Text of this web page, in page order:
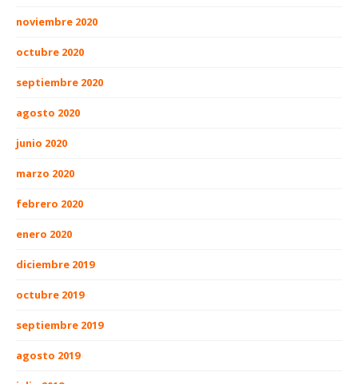
noviembre 2020
octubre 2020
septiembre 2020
agosto 2020
junio 2020
marzo 2020
febrero 2020
enero 2020
diciembre 2019
octubre 2019
septiembre 2019
agosto 2019